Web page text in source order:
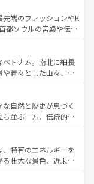
。
、サーフィンやダイ
好きにはたまらな
分に味わいつくそ
部など、都市の喧騒
る人に新しい発見と
い台湾の食文化も魅
ラエティ豊かな料理
は コンテンツ一覧を参
端のファッションやK
都ソウルの宮殿や伝統
然美を楽しむことが
のストリートフード
る。夜には、韓国な
魅力を心ゆくまで味
新着の韓国情報はコンテンツ一
トナム。南北に細長
青々とした山々、世
イの古い町並みやホ
も、独特の雰囲気を
豊かさとおいしさで
コーヒーなどは、ぜ
てもあたたかい人々
忘れられない旅にな
自然と歴史が息づく
並ぶ一方、伝統的な
ンマイなどの山岳地
ットやクラビの美し
ができる。タイ料理
節にも異なる楽しみ
特有のエネルギーを
壮大な景色、近未来
光スポットが密集し